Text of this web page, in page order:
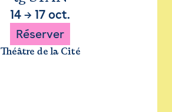
14 → 17 oct.
Réserver
Théâtre de la Cité